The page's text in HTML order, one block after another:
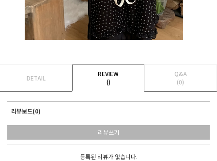
DETAIL
REVIEW
()
Q&A
(0)
리뷰보드(0)
리뷰쓰기
등록된 리뷰가 없습니다.